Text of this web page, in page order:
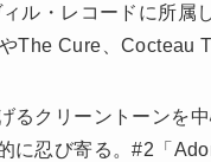
ル・レコードに所
The Cure、Cocteau
クリーントーンを
に忍び寄る。#2「